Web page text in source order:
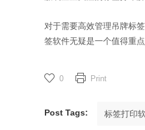
对于需要高效管理吊牌标
签软件无疑是一个值得重
0 Print
Post Tags: 标签打印